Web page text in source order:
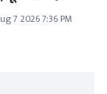
7 2026 7:36 PM